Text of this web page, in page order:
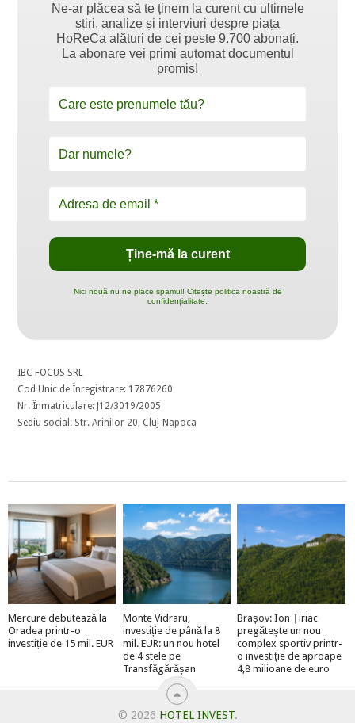
Ne-ar plăcea să te ținem la curent cu ultimele
știri, analize și interviuri despre piața
HoReCa alături de cei peste 9.700 abonați.
La abonare vei primi automat documentul
promis!
Nici nouă nu ne place spamul! Citește politica noastră de
confidențialitate.
IBC FOCUS SRL
Cod Unic de Înregistrare: 17876260
Nr. Înmatriculare: J12/3019/2005
Sediu social: Str. Arinilor 20, Cluj-Napoca
Mercure debutează la
Oradea printr-o
investiție de 15 mil. EUR
Monte Vidraru,
investiție de până la 8
mil. EUR: un nou hotel
de 4 stele pe
Transfăgărășan
Brașov: Ion Țiriac
pregătește un nou
complex sportiv printr-
o investiție de aproape
4,8 milioane de euro
© 2026 HOTEL INVEST.